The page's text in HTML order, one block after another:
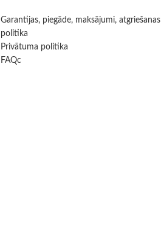
Garantijas, piegāde, maksājumi, atgriešanas
politika
Privātuma politika
FAQc